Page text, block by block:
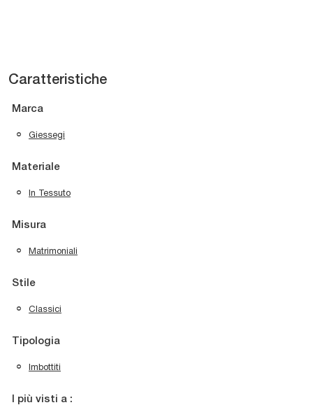
Caratteristiche
Marca
Giessegi
Materiale
In Tessuto
Misura
Matrimoniali
Stile
Classici
Tipologia
Imbottiti
I più visti a :